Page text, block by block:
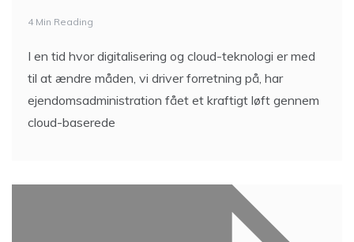
4 Min Reading
I en tid hvor digitalisering og cloud-teknologi er med
til at ændre måden, vi driver forretning på, har
ejendomsadministration fået et kraftigt løft gennem
cloud-baserede